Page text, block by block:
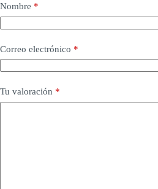
Nombre *
Correo electrónico *
Tu valoración *